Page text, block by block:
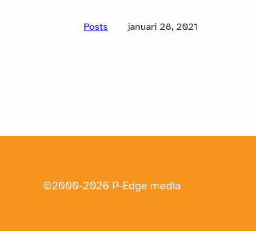
Posts januari 28, 2021
©2000-2026 P-Edge media